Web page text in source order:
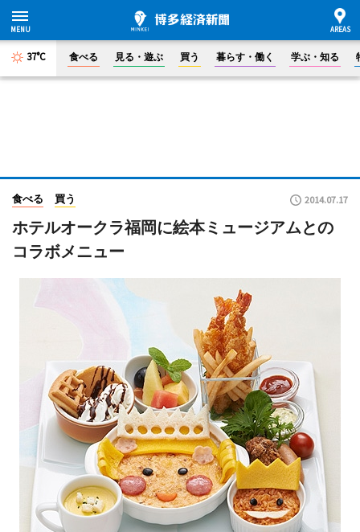
37°C 食べる 見る・遊ぶ 買う 暮らす・働く 学ぶ・知る
食べる 買う 2014.07.17
ホテルオークラ福岡に絵本ミュージアムとの
コラボメニュー